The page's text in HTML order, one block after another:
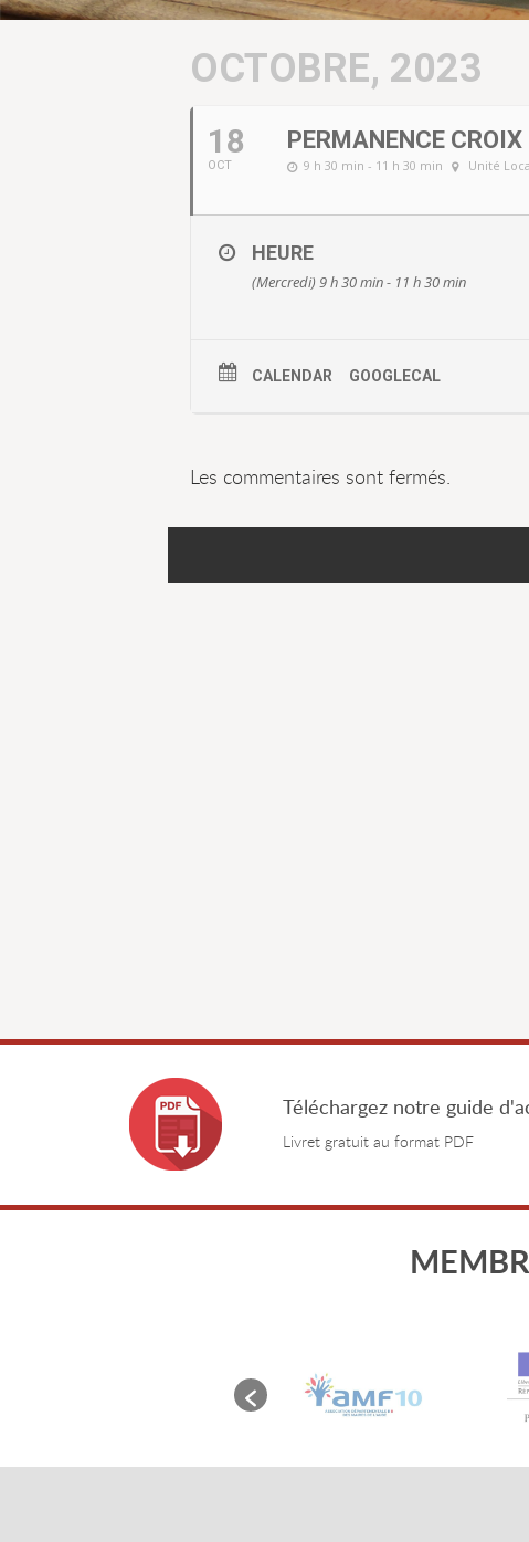
OCTOBRE, 2023
18
OCT
PERMANENCE CROIX
9 h 30 min - 11 h 30 min Unité
HEURE
(Mercredi) 9 h 30 min - 11 h 30 min
CALENDAR GOOGLECAL
Les commentaires sont fermés.
Téléchargez notre guide
Livret gratuit au format PDF